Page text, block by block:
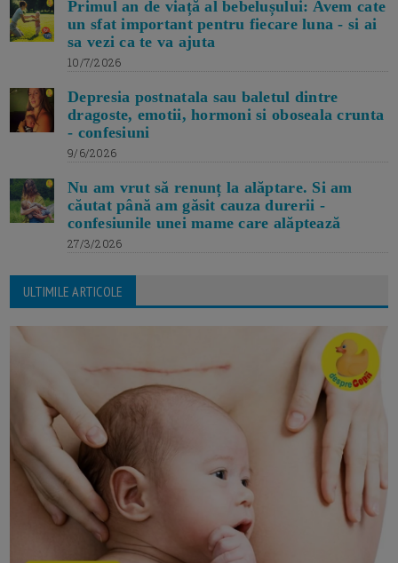
Primul an de viață al bebelușului: Avem cate
un sfat important pentru fiecare luna - si ai
sa vezi ca te va ajuta
10/7/2026
Depresia postnatala sau baletul dintre
dragoste, emotii, hormoni si oboseala crunta
- confesiuni
9/6/2026
Nu am vrut să renunț la alăptare. Si am
căutat până am găsit cauza durerii -
confesiunile unei mame care alăptează
27/3/2026
ULTIMILE ARTICOLE